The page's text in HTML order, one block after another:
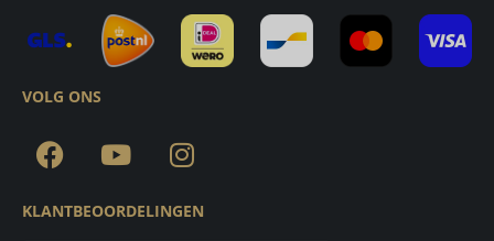
VOLG ONS
KLANTBEOORDELINGEN